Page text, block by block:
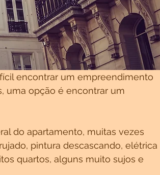
encontrar um empreendimento
uma opção é encontrar um
do apartamento, muitas vezes
pintura descascando, elétrica
quartos, alguns muito sujos e